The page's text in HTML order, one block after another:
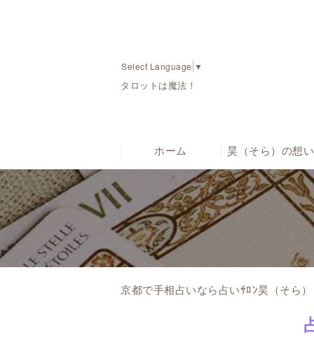
Select Language ▼
タロットは魔法！
ホーム 昊（そら）の想い
京都で手相占いなら占いｻﾛﾝ昊（そら